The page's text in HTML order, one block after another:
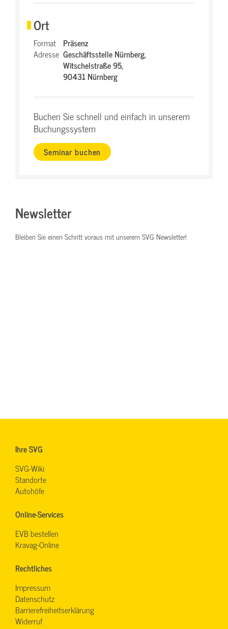
Ort
Format Präsenz
Adresse Geschäftsstelle Nürnberg,
Witschelstraße 95,
90431 Nürnberg
Buchen Sie schnell und einfach in unserem
Buchungssystem
Seminar buchen
Newsletter
Bleiben Sie einen Schritt voraus mit unserem SVG Newsletter!
Ihre SVG
SVG-Wiki
Standorte
Autohöfe
Online-Services
EVB bestellen
Kravag-Online
Rechtliches
Impressum
Datenschutz
Barrierefreiheitserklärung
Widerruf